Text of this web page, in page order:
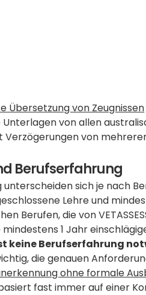
Übersetzung von Zeugnissen
von allen
von
Berufserfahrung
sich je nach
Lehre und
Berufen, die von
1 Jahr
keine Berufserfahrung
wichtig, die genauen
ohne formale
fast immer auf einer